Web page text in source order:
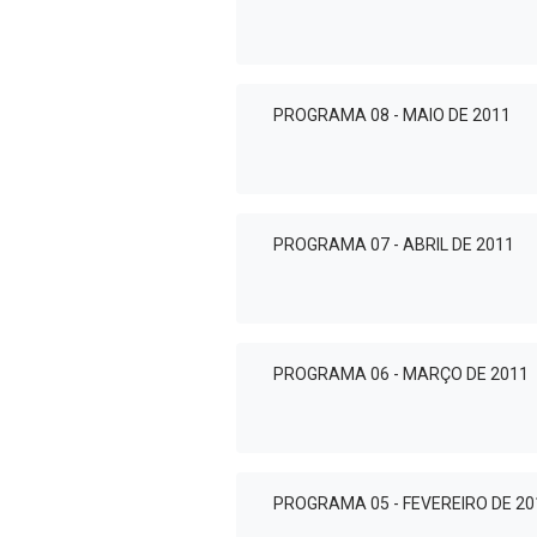
PROGRAMA 08 - MAIO DE 2011
PROGRAMA 07 - ABRIL DE 2011
PROGRAMA 06 - MARÇO DE 2011
PROGRAMA 05 - FEVEREIRO DE